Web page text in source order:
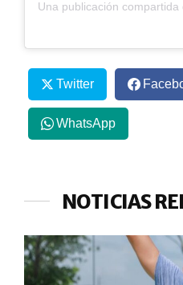
Twitter
WhatsApp
NOTICIAS